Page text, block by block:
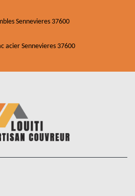
Sennevieres 37600
acier Sennevieres 37600